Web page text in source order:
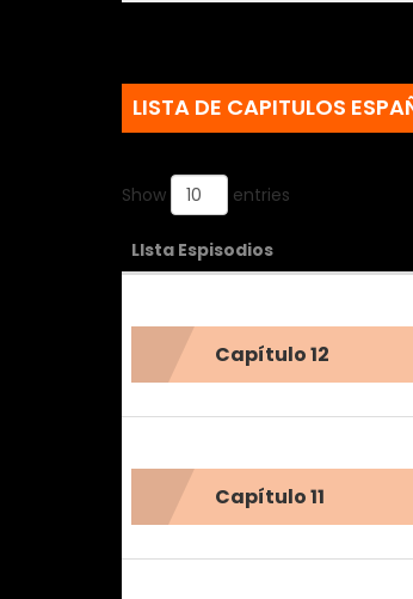
haciendo todo lo posible por
LISTA DE CAPITULOS
Show entries
LIsta Espisodios
Capítulo 12
Capítulo 11